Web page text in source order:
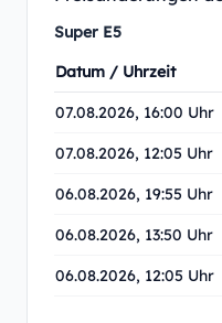
Super E5
Datum / Uhrzeit
07.08.2026, 16:00 Uhr
07.08.2026, 12:05 Uhr
06.08.2026, 19:55 Uhr
06.08.2026, 13:50 Uhr
06.08.2026, 12:05 Uhr